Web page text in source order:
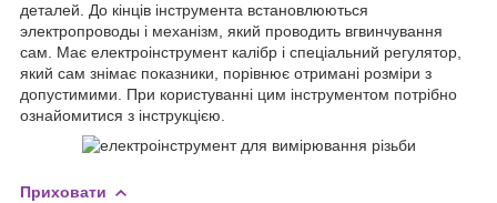
деталей. До кінців інструмента встановлюються
электропроводы і механізм, який проводить вгвинчування
сам. Має електроінструмент калібр і спеціальний регулятор,
який сам знімає показники, порівнює отримані розміри з
допустимими. При користуванні цим інструментом потрібно
ознайомитися з інструкцією.
Приховати